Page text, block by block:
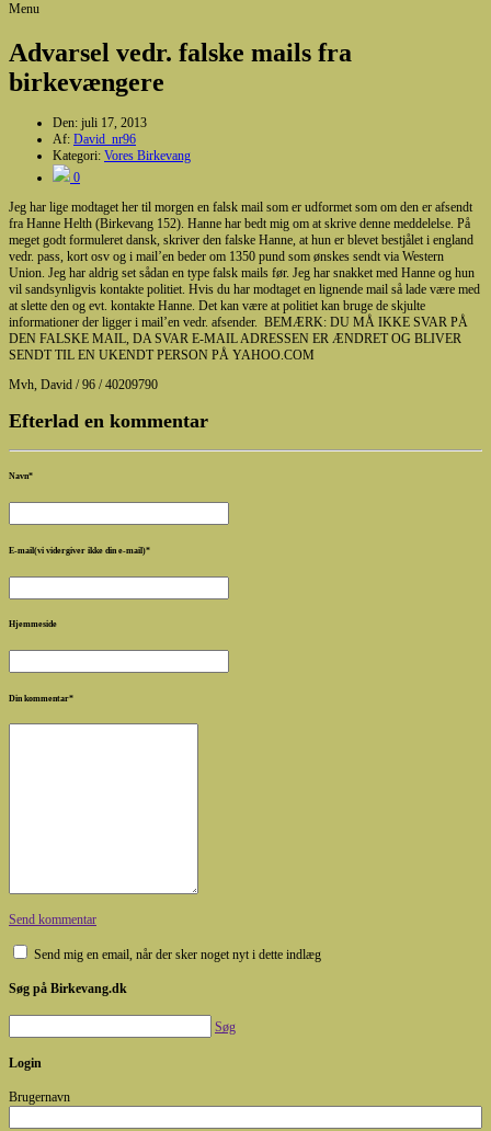
Menu
Advarsel vedr. falske mails fra
birkevængere
Den: juli 17, 2013
Af: David_nr96
Kategori: Vores Birkevang
0
Jeg har lige modtaget her til morgen en falsk mail som er udformet som om den er afsendt
fra Hanne Helth (Birkevang 152). Hanne har bedt mig om at skrive denne meddelelse. På
meget godt formuleret dansk, skriver den falske Hanne, at hun er blevet bestjålet i england
vedr. pass, kort osv og i mail’en beder om 1350 pund som ønskes sendt via Western
Union. Jeg har aldrig set sådan en type falsk mails før. Jeg har snakket med Hanne og hun
vil sandsynligvis kontakte politiet. Hvis du har modtaget en lignende mail så lade være med
at slette den og evt. kontakte Hanne. Det kan være at politiet kan bruge de skjulte
informationer der ligger i mail’en vedr. afsender. BEMÆRK: DU MÅ IKKE SVAR PÅ
DEN FALSKE MAIL, DA SVAR E-MAIL ADRESSEN ER ÆNDRET OG BLIVER
SENDT TIL EN UKENDT PERSON PÅ YAHOO.COM
Mvh, David / 96 / 40209790
Efterlad en kommentar
Navn*
E-mail(vi vidergiver ikke din e-mail)*
Hjemmeside
Din kommentar*
Send kommentar
Send mig en email, når der sker noget nyt i dette indlæg
Søg på Birkevang.dk
Søg
Login
Brugernavn